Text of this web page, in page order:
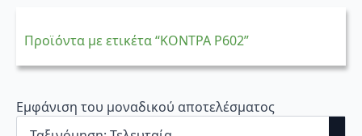
Προϊόντα με ετικέτα “ΚΟΝΤΡΑ P602”
Εμφάνιση του μοναδικού αποτελέσματος